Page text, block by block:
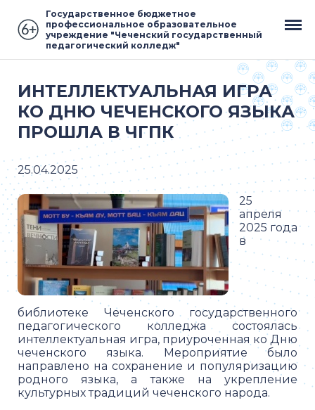
Государственное бюджетное
профессиональное образовательное
учреждение "Чеченский государственный
педагогический колледж"
ИНТЕЛЛЕКТУАЛЬНАЯ ИГРА
КО ДНЮ ЧЕЧЕНСКОГО ЯЗЫКА
ПРОШЛА В ЧГПК
25.04.2025
25
апреля
2025 года
в
библиотеке Чеченского государственного
педагогического колледжа состоялась
интеллектуальная игра, приуроченная ко Дню
чеченского языка. Мероприятие было
направлено на сохранение и популяризацию
родного языка, а также на укрепление
культурных традиций чеченского народа.